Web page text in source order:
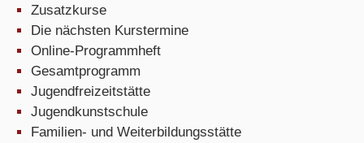
Zusatzkurse
Die nächsten Kurstermine
Online-Programmheft
Gesamtprogramm
Jugendfreizeitstätte
Jugendkunstschule
Familien- und Weiterbildungsstätte